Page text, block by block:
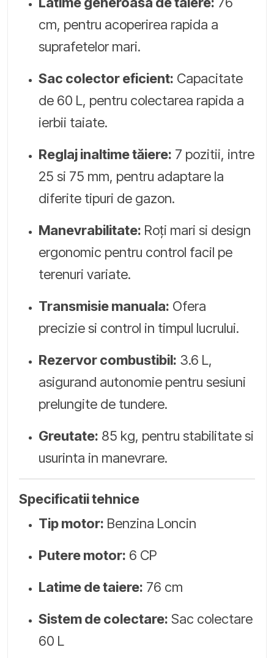
cm, pentru acoperirea rapida a
suprafetelor mari.
Sac colector eficient: Capacitate
de 60 L, pentru colectarea rapida a
ierbii taiate.
Reglaj inaltime tăiere: 7 pozitii, intre
25 si 75 mm, pentru adaptare la
diferite tipuri de gazon.
Manevrabilitate: Roți mari si design
ergonomic pentru control facil pe
terenuri variate.
Transmisie manuala: Ofera
precizie si control in timpul lucrului.
Rezervor combustibil: 3.6 L,
asigurand autonomie pentru sesiuni
prelungite de tundere.
Greutate: 85 kg, pentru stabilitate si
usurinta in manevrare.
Specificatii tehnice
Tip motor: Benzina Loncin
Putere motor: 6 CP
Latime de taiere: 76 cm
Sistem de colectare: Sac colectare
60 L